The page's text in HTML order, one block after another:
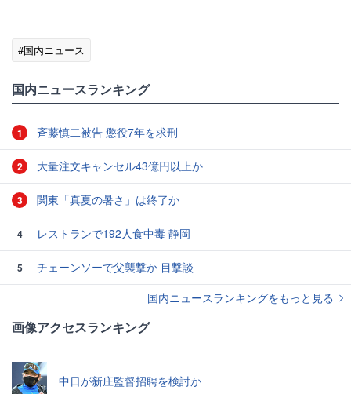
#国内ニュース
国内ニュースランキング
1 斉藤慎二被告 懲役7年を求刑
2 大量注文キャンセル43億円以上か
3 関東「真夏の暑さ」は終了か
4 レストランで192人食中毒 静岡
5
チェーンソーで父襲撃か 目撃談
国内ニュースランキングをもっと見る
画像アクセスランキング
中日が新庄監督招聘を検討か